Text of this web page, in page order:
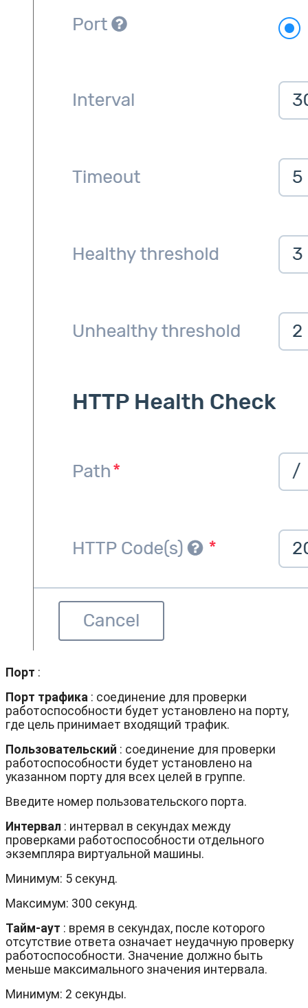
Порт :
Порт трафика : соединение для проверки
работоспособности будет установлено на порту,
где цель принимает входящий трафик.
Пользовательский : соединение для проверки
работоспособности будет установлено на
указанном порту для всех целей в группе.
Введите номер пользовательского порта.
Интервал : интервал в секундах между
проверками работоспособности отдельного
экземпляра виртуальной машины.
Минимум: 5 секунд.
Максимум: 300 секунд.
Тайм-аут : время в секундах, после которого
отсутствие ответа означает неудачную проверку
работоспособности. Значение должно быть
меньше максимального значения интервала.
Минимум: 2 секунды.